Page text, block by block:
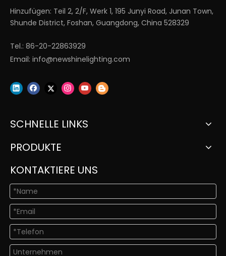
Hinzufügen: Teil 2, 2/F, Werk 1, 195 Junyi Road, Junan Town,
Shunde District, Foshan, Guangdong, China 528329
Tel.: 86-20-22863929
Email: info@newshinelighting.com
SCHNELLE LINKS
PRODUKTE
KONTAKTIERE UNS